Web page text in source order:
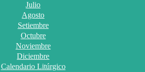
Julio
Agosto
Setiembre
Octubre
Noviembre
Diciembre
Calendario Litúrgico